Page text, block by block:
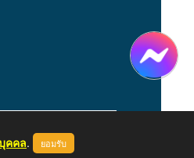
แรก ผู้ดูแลระบบ
คคล. ยอมรับ